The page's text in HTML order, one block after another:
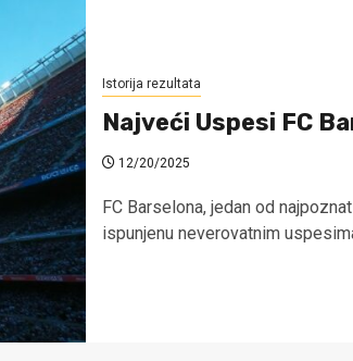
Istorija rezultata
Najveći Uspesi FC
12/20/2025
FC Barselona, jedan od
ispunjenu neverovatnim